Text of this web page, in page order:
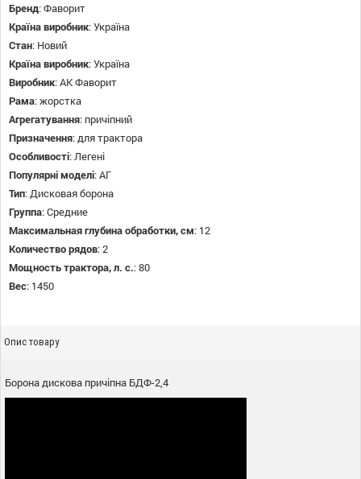
Бренд:Фаворит
Країна виробник:Україна
Стан: Новий
Країна виробник:Україна
Виробник:АК Фаворит
Рама:жорстка
Агрегатування: причіпний
Призначення:для трактора
Особливості:Легені
Популярні моделі:АГ
Тип:Дисковая борона
Группа:Средние
Максимальная глубина обработки, см: 12
Количество рядов:2
Мощность трактора, л. с.:80
Вес: 1450
Опис товару
Боронадискова причіпна БДФ-2,4